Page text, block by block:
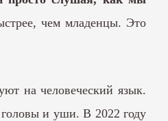
чем младенцы. Это
на человеческий язык.
головы и уши. В 2022 году